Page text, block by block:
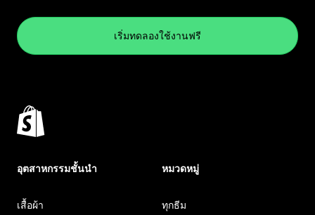
เริ่มทดลองใช้งานฟรี
อุตสาหกรรมชั้นนำ
เสื้อผ้า
หมวดหมู่
ทุกธีม